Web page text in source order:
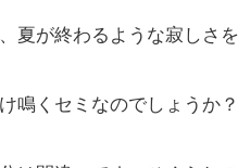
が終わるような寂しさを
鳴くセミなのでしょうか？